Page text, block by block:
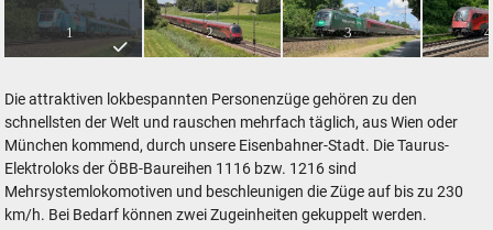
1 2 3 4
Die attraktiven lokbespannten Personenzüge gehören zu den
schnellsten der Welt und rauschen mehrfach täglich, aus Wien oder
München kommend, durch unsere Eisenbahner-Stadt. Die Taurus-
Elektroloks der ÖBB-Baureihen 1116 bzw. 1216 sind
Mehrsystemlokomotiven und beschleunigen die Züge auf bis zu 230
km/h. Bei Bedarf können zwei Zugeinheiten gekuppelt werden.